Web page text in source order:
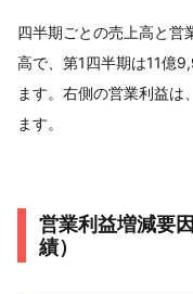
四半期ごとの売上高と営
高で、第1四半期は11億
ます。右側の営業利益
ます。
営業利益増減要
績）